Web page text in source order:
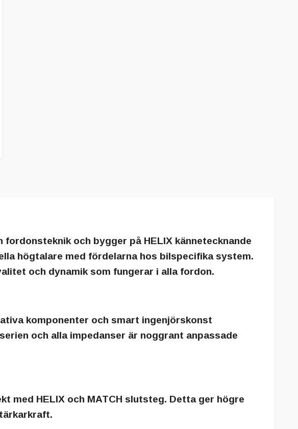
och bygger på HELIX kännetecknande
högtalare med fördelarna hos bilspecifika system.
och dynamik som fungerar i alla fordon.
komponenter och smart ingenjörskonst
och alla impedanser är noggrant anpassade
med HELIX och MATCH slutsteg. Detta ger högre